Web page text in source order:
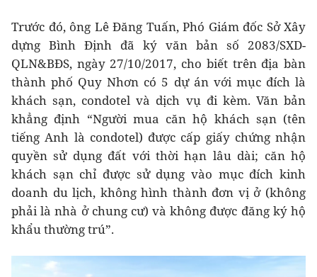
Trước đó, ông Lê Ðăng Tuấn, Phó Giám đốc Sở Xây
dựng Bình Định đã ký văn bản số 2083/SXD-
QLN&BĐS, ngày 27/10/2017, cho biết trên địa bàn
thành phố Quy Nhơn có 5 dự án với mục đích là
khách sạn, condotel và dịch vụ đi kèm. Văn bản
khẳng định “Người mua căn hộ khách sạn (tên
tiếng Anh là condotel) được cấp giấy chứng nhận
quyền sử dụng đất với thời hạn lâu dài; căn hộ
khách sạn chỉ được sử dụng vào mục đích kinh
doanh du lịch, không hình thành đơn vị ở (không
phải là nhà ở chung cư) và không được đăng ký hộ
khẩu thường trú”.